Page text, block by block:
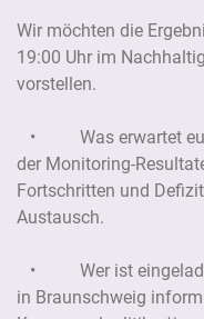
Wir möchten die
19:00 Uhr im
vorstellen.
• Was erwartet
der Monitoring-
Fortschritten und
Austausch.
• Wer ist
in Braunschweig